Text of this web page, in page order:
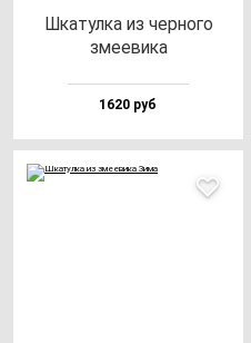
Шка­тул­ка из чер­но­го
зме­еви­ка
1620 руб